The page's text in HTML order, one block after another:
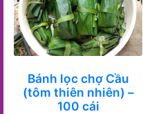
Bánh lọc chợ Cầu
(tôm thiên nhiên) –
100 cái